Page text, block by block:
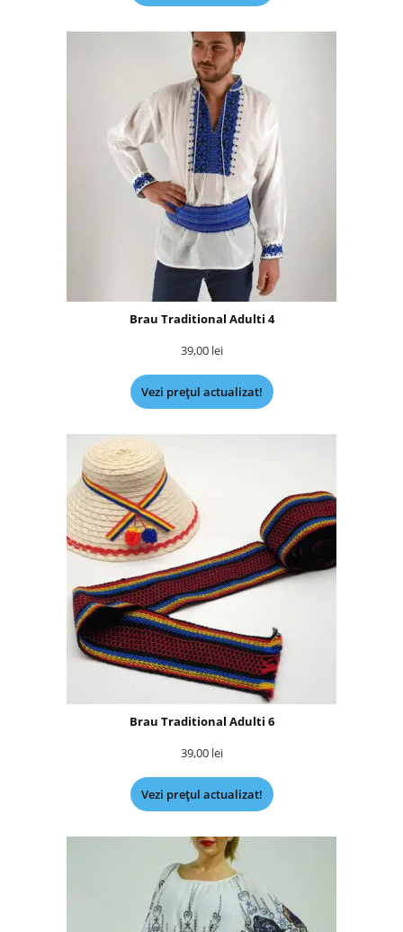
Brau Traditional Adulti 4
39,00 lei
Vezi prețul actualizat!
Brau Traditional Adulti 6
39,00 lei
Vezi prețul actualizat!